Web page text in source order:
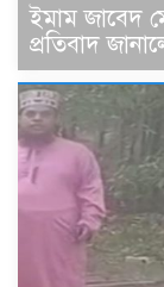
ইমাম জাবেদ
প্রতিবাদ